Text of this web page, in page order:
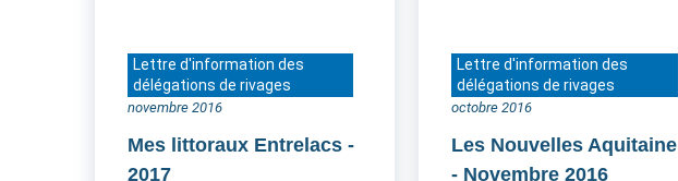
Lettre d'information des
délégations de rivages
novembre 2016
Mes littoraux Entrelacs -
2017
Lettre d'information des
délégations de rivages
octobre 2016
Les Nouvelles Aquitaine
- Novembre 2016